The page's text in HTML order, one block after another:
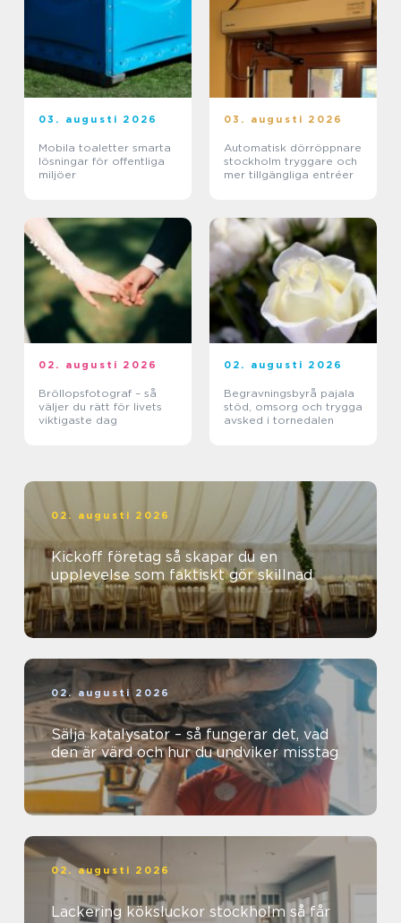
03. augusti 2026
Mobila toaletter smarta
lösningar för offentliga
miljöer
03. augusti 2026
Automatisk dörröppnare
stockholm tryggare och
mer tillgängliga entréer
02. augusti 2026
Bröllopsfotograf – så
väljer du rätt för livets
viktigaste dag
02. augusti 2026
Begravningsbyrå pajala
stöd, omsorg och trygga
avsked i tornedalen
02. augusti 2026
Kickoff företag så skapar du en
upplevelse som faktiskt gör skillnad
02. augusti 2026
Sälja katalysator – så fungerar det, vad
den är värd och hur du undviker misstag
02. augusti 2026
Lackering köksluckor stockholm så får